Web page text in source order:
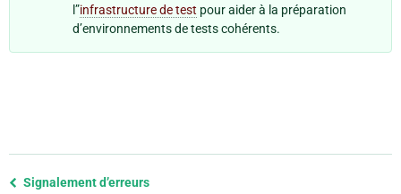
l”infrastructure de test pour aider à la préparation
d’environnements de tests cohérents.
Previous
Signalement d’erreurs